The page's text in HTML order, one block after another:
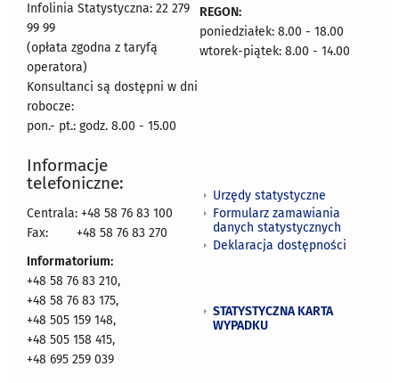
Infolinia Statystyczna: 22 279
99 99
(opłata zgodna z taryfą
operatora)
Konsultanci są dostępni w dni
robocze:
pon.- pt.: godz. 8.00 - 15.00
REGON:
poniedziałek: 8.00 - 18.00
wtorek-piątek: 8.00 - 14.00
Informacje
telefoniczne:
Centrala: +48 58 76 83 100
Fax:
+48 58 76 83 270
Informatorium:
+48 58 76 83 210,
+48 58 76 83 175,
+48 505 159 148,
+48 505 158 415,
+48 695 259 039
Urzędy statystyczne
Formularz zamawiania
danych statystycznych
Deklaracja dostępności
STATYSTYCZNA KARTA
WYPADKU